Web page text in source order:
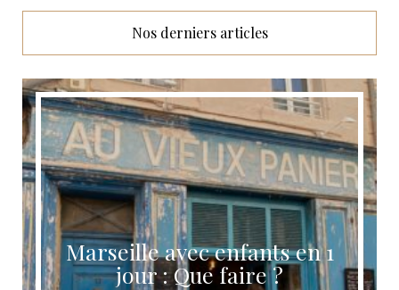
Nos derniers articles
Itinéraire 2 semaines au Sri
Lanka